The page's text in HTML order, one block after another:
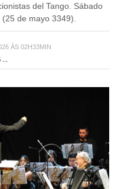
del Tango. Sábado
de mayo 3349).
ÀS 02H33MIN